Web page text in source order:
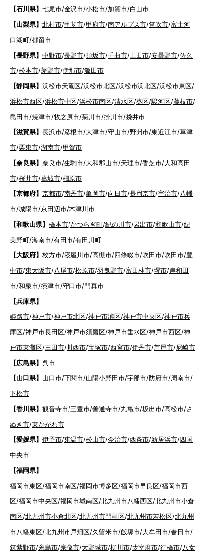
【石川県】 七尾市/金沢市/小松市/加賀市/白山市
【山梨県】 北杜市/甲斐市/甲府市/南アルプス市/笛吹市/富士河
口湖町/都留市
【長野県】 中野市/長野市/須坂市/千曲市/ 上田市/安曇野市/佐久
市/松本市/茅野市/伊那市/飯田市
【静岡県】 浜松市天竜区/浜松市北区/浜松市浜北区/浜松市東区/
浜松市西区/浜松市中区/浜松市南区/清水区/葵区/駿河区/藤枝市/
島田市/焼津市/牧之原市/菊川市/掛川市/袋井市
【滋賀県】 長浜市/彦根市/大津市/守山市/野洲市/東近江市/草津
市/栗東市/湖南市/甲賀市
【奈良県】 奈良市/生駒市/大和郡山市/天理市/香芝市/大和高田
市/桜井市/葛城市/橿原市
【京都府】 京都市/南丹市/亀岡市/向日市/長岡京市/宇治市/八幡
市/城陽市/京田辺市/木津川市
【和歌山県】 橋本市/かつらぎ町/紀の川市/岩出市/和歌山市/紀
美野町/海南市/有田市/有田川町
【大阪府】 枚方市/寝屋川市/高槻市/四條畷市/吹田市/吹田市/豊
中市/東大阪市/八尾市/松原市/羽曳野市/富田林市/堺市/岸和田
市/和泉市/摂津市/守口市/門真市
【兵庫県】
姫路市/神戸市/神戸市北区/神戸市灘区/神戸市中央区/神戸市兵
庫区/神戸市長田区/神戸市須磨区/神戸市垂水区/神戸市西区/神
戸市東灘区/三田市/川西市/宝塚市/西宮市/伊丹市/芦屋市/尼崎市
【広島県】 呉市
【山口県】 山口市/下関市/山陽小野田市/宇部市/防府市/周南市/
下松市
【香川県】 観音寺市/三豊市/善通寺市/丸亀市/坂出市/高松市/さ
ぬき市/東かがわ市
【愛媛県】 伊予市/東温市/松山市/今治市/西条市/新居浜市/四国
中央市
【福岡県】
福岡市東区/福岡市南区/福岡市博多区/福岡市早良区/福岡市西
区/福岡市中央区/福岡市城南区/北九州市八幡西区/北九州市小倉
南区/北九州市小倉北区/北九州市門司区/北九州市若松区/北九州
市八幡東区/北九州市戸畑区/久留米市/飯塚市/大牟田市/春日市/
筑紫野市/糸島市/宗像市/大野城市/柳川市/太宰府市/行橋市/八女